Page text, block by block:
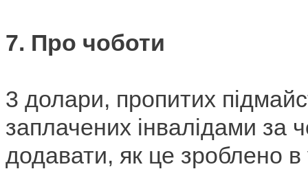
7. Про чоботи
3 долари, пропитих
заплачених інвалідами за
додавати, як це зроблено